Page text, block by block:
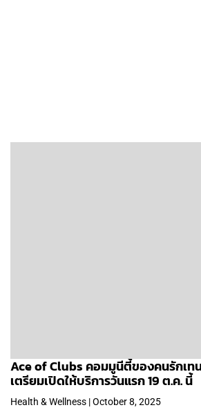
Ace of Clubs คอมมูนีตี้ของคนรักเท
เตรียมเปิดให้บริการวันแรก 19 ต.ค. นี้
Health & Wellness | October 8, 2025